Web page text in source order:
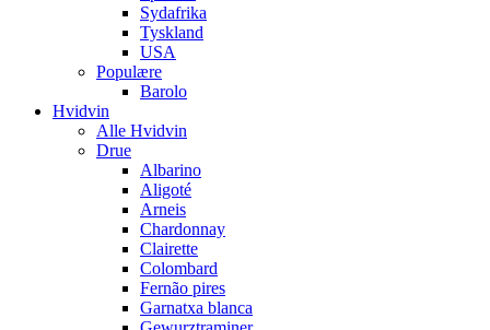
Sydafrika
Tyskland
USA
Populære
Barolo
Hvidvin
Alle Hvidvin
Drue
Albarino
Aligoté
Arneis
Chardonnay
Clairette
Colombard
Fernão pires
Garnatxa blanca